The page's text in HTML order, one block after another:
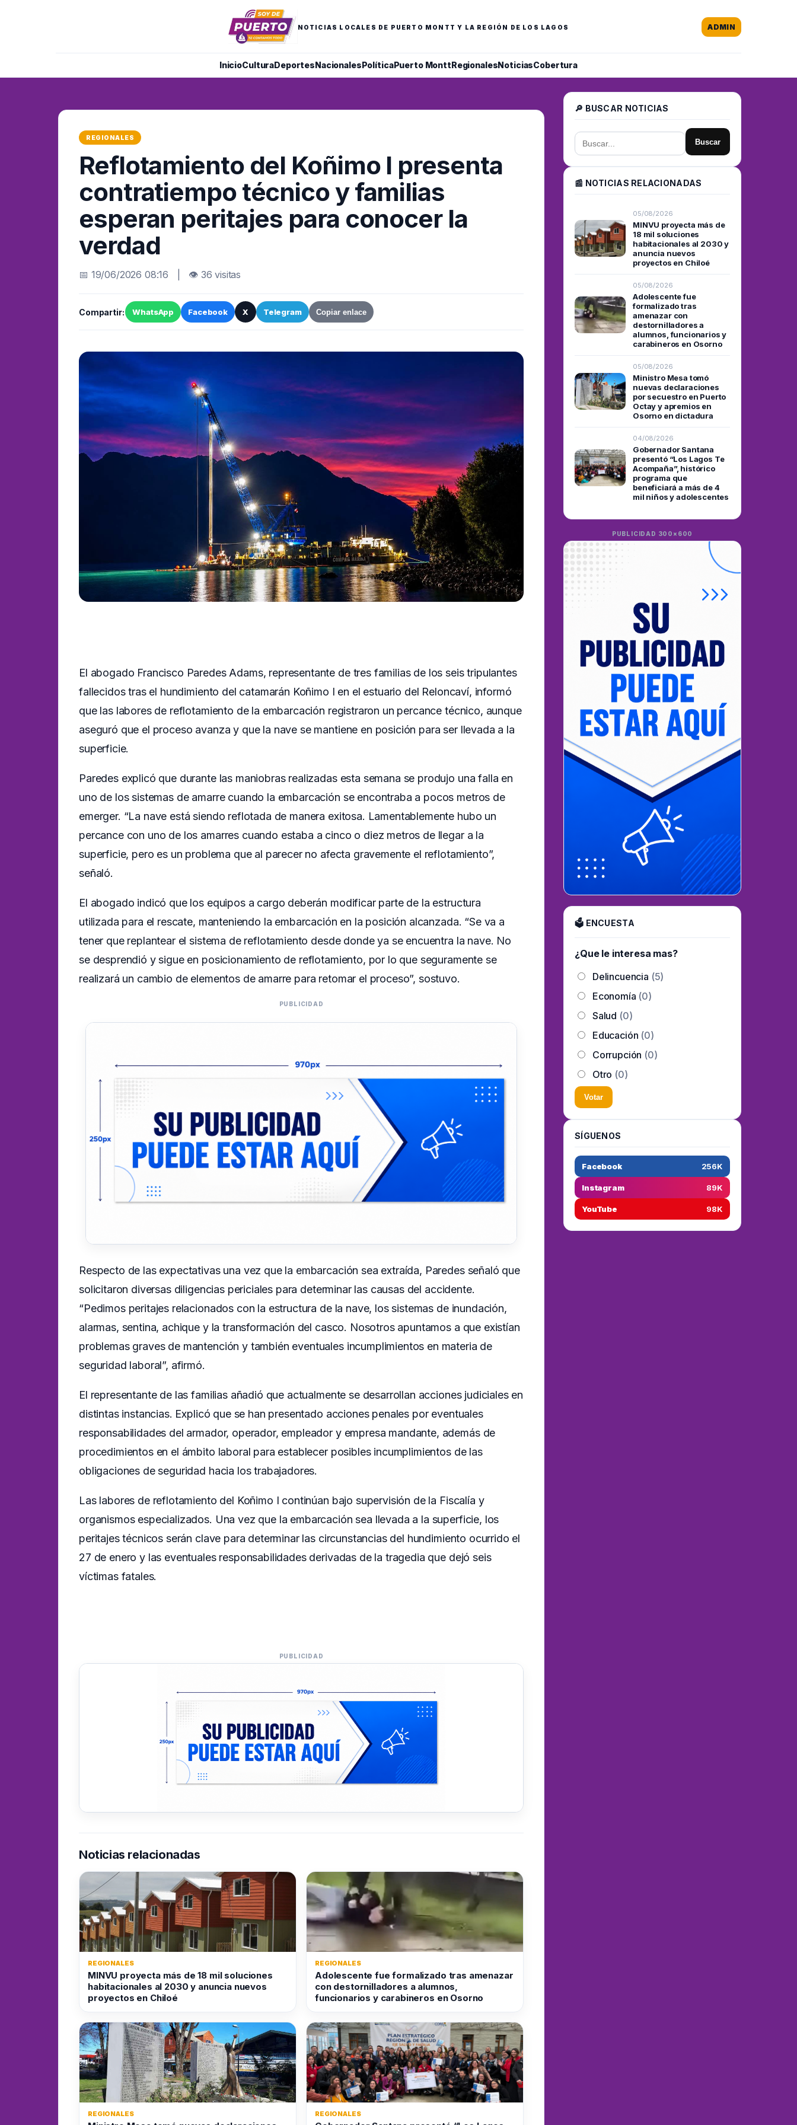
NOTICIAS LOCALES DE PUERTO MONTT Y LA REGIÓN DE LOS LAGOS
InicioCulturaDeportesNacionalesPolíticaPuerto MonttRegionalesNoticiasCobertura
ADMIN
REGIONALES
Reflotamiento del Koñimo I presenta
contratiempo técnico y familias
esperan peritajes para conocer la
verdad
📅 19/06/2026 08:16 | 👁 36 visitas
Compartir: WhatsApp Facebook X Telegram Copiar enlace
El abogado Francisco Paredes Adams, representante de tres familias de los seis tripulantes
fallecidos tras el hundimiento del catamarán Koñimo I en el estuario del Reloncaví, informó
que las labores de reflotamiento de la embarcación registraron un percance técnico, aunque
aseguró que el proceso avanza y que la nave se mantiene en posición para ser llevada a la
superficie.
Paredes explicó que durante las maniobras realizadas esta semana se produjo una falla en
uno de los sistemas de amarre cuando la embarcación se encontraba a pocos metros de
emerger. “La nave está siendo reflotada de manera exitosa. Lamentablemente hubo un
percance con uno de los amarres cuando estaba a cinco o diez metros de llegar a la
superficie, pero es un problema que al parecer no afecta gravemente el reflotamiento”,
señaló.
El abogado indicó que los equipos a cargo deberán modificar parte de la estructura
utilizada para el rescate, manteniendo la embarcación en la posición alcanzada. “Se va a
tener que replantear el sistema de reflotamiento desde donde ya se encuentra la nave. No
se desprendió y sigue en posicionamiento de reflotamiento, por lo que seguramente se
realizará un cambio de elementos de amarre para retomar el proceso”, sostuvo.
PUBLICIDAD
Respecto de las expectativas una vez que la embarcación sea extraída, Paredes señaló que
solicitaron diversas diligencias periciales para determinar las causas del accidente.
“Pedimos peritajes relacionados con la estructura de la nave, los sistemas de inundación,
alarmas, sentina, achique y la transformación del casco. Nosotros apuntamos a que existían
problemas graves de mantención y también eventuales incumplimientos en materia de
seguridad laboral”, afirmó.
El representante de las familias añadió que actualmente se desarrollan acciones judiciales en
distintas instancias. Explicó que se han presentado acciones penales por eventuales
responsabilidades del armador, operador, empleador y empresa mandante, además de
procedimientos en el ámbito laboral para establecer posibles incumplimientos de las
obligaciones de seguridad hacia los trabajadores.
Las labores de reflotamiento del Koñimo I continúan bajo supervisión de la Fiscalía y
organismos especializados. Una vez que la embarcación sea llevada a la superficie, los
peritajes técnicos serán clave para determinar las circunstancias del hundimiento ocurrido el
27 de enero y las eventuales responsabilidades derivadas de la tragedia que dejó seis
víctimas fatales.
PUBLICIDAD
Noticias relacionadas
REGIONALES
MINVU proyecta más de 18 mil soluciones
habitacionales al 2030 y anuncia nuevos
proyectos en Chiloé
REGIONALES
Adolescente fue formalizado tras amenazar
con destornilladores a alumnos,
funcionarios y carabineros en Osorno
REGIONALES REGIONALES
🔎 BUSCAR NOTICIAS
Buscar
📰 NOTICIAS RELACIONADAS
05/08/2026
MINVU proyecta más de
18 mil soluciones
habitacionales al 2030 y
anuncia nuevos
proyectos en Chiloé
05/08/2026
Adolescente fue
formalizado tras
amenazar con
destornilladores a
alumnos, funcionarios y
carabineros en Osorno
05/08/2026
Ministro Mesa tomó
nuevas declaraciones
por secuestro en Puerto
Octay y apremios en
Osorno en dictadura
04/08/2026
Gobernador Santana
presentó “Los Lagos Te
Acompaña”, histórico
programa que
beneficiará a más de 4
mil niños y adolescentes
PUBLICIDAD 300×600
🗳 ENCUESTA
¿Que le interesa mas?
Delincuencia (5)
Economía (0)
Salud (0)
Educación (0)
Corrupción (0)
Otro (0)
Votar
SÍGUENOS
Facebook 256K
Instagram 89K
YouTube 98K